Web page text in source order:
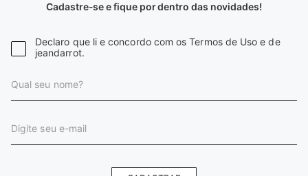
Cadastre-se e fique por dentro das novidades!
Declaro que li e concordo com os Termos de Uso e de
jeandarrot.